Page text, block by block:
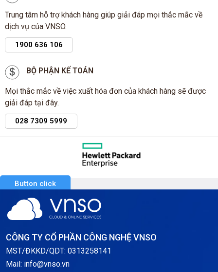
Trung tâm hỗ trợ khách hàng giúp giải đáp mọi thắc mắc về
dịch vụ của VNSO.
1900 636 106
BỘ PHẬN KẾ TOÁN
Mọi thắc mắc về việc xuất hóa đơn của khách hàng sẽ được
giải đáp tại đây.
028 7309 5999
Button click
CÔNG TY CỔ PHẦN CÔNG NGHỆ VNSO
MST/ĐKKD/QDT: 0313258141
Mail: info@vnso.vn